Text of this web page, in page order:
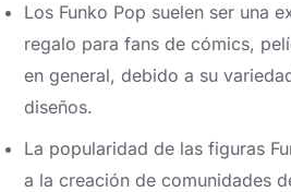
Los Funko Pop suelen ser una
regalo para fans de cómics,
en general, debido a su
diseños.
La popularidad de las figuras
a la creación de comunidades